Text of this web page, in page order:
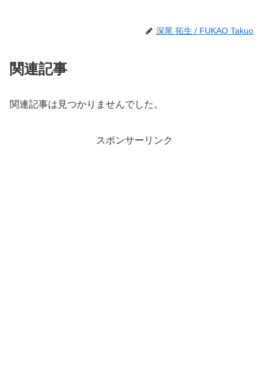
深尾 拓生 / FUKAO Takuo
関連記事
関連記事は見つかりませんでした。
スポンサーリンク